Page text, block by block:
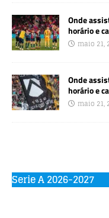
Onde
horário e
maio 21,
Onde
horário e
maio 21,
Serie A 2026-2027